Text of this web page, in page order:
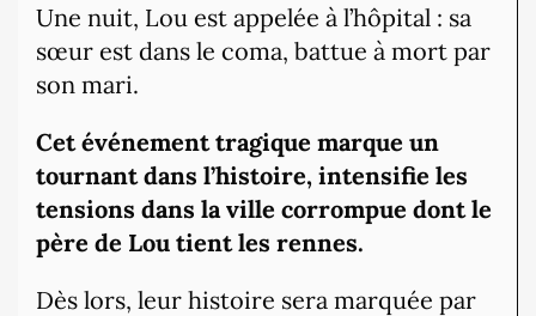
Une nuit, Lou est appelée à l’hôpital : sa
sœur est dans le coma, battue à mort par
son mari.
Cet événement tragique marque un
tournant dans l’histoire, intensifie les
tensions dans la ville corrompue dont le
père de Lou tient les rennes.
Dès lors, leur histoire sera marquée par